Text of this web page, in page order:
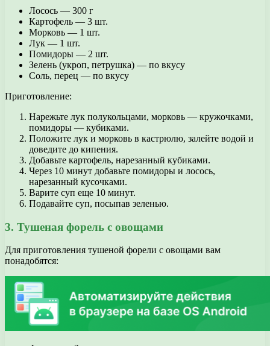
Лосось — 300 г
Картофель — 3 шт.
Морковь — 1 шт.
Лук — 1 шт.
Помидоры — 2 шт.
Зелень (укроп, петрушка) — по вкусу
Соль, перец — по вкусу
Приготовление:
Нарежьте лук полукольцами, морковь — кружочками,
помидоры — кубиками.
Положите лук и морковь в кастрюлю, залейте водой и
доведите до кипения.
Добавьте картофель, нарезанный кубиками.
Через 10 минут добавьте помидоры и лосось,
нарезанный кусочками.
Варите суп еще 10 минут.
Подавайте суп, посыпав зеленью.
3. Тушеная форель с овощами
Для приготовления тушеной форели с овощами вам
понадобятся: